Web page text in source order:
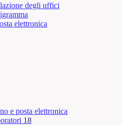
degli uffici
elettronica
e posta elettronica
18